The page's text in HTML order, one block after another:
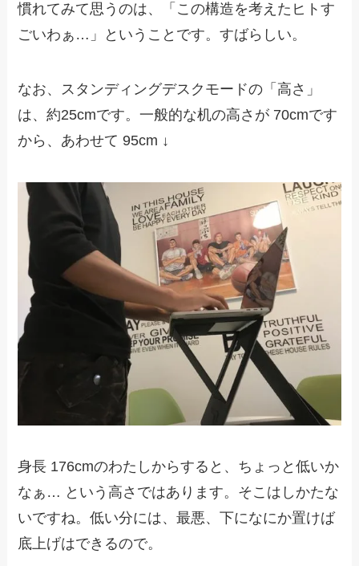
慣れてみて思うのは、「この構造を考えたヒトす
ごいわぁ…」ということです。すばらしい。
なお、スタンディングデスクモードの「高さ」
は、約25cmです。一般的な机の高さが 70cmです
から、あわせて 95cm ↓
身長 176cmのわたしからすると、ちょっと低いか
なぁ… という高さではあります。そこはしかたな
いですね。低い分には、最悪、下になにか置けば
底上げはできるので。